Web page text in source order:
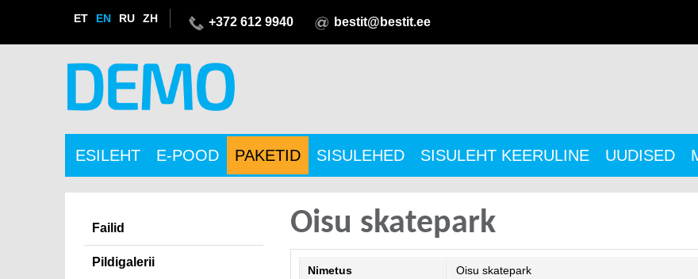
ET EN RU ZH +372 612 9940 bestit@bestit.ee
ESILEHT E-POOD PAKETID SISULEHED SISULEHT KEERULINE UUDISED
Failid
Pildigalerii
Oisu skatepark
Nimetus
Oisu skatepark